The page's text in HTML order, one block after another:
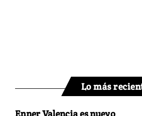
Lo más
Enner Valencia es nuevo